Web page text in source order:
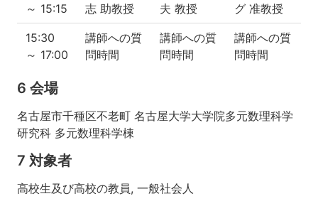
～ 15:15
志 助教授
夫 教授
グ 准教授
15:30
～ 17:00
講師への質
問時間
講師への質
問時間
講師への質
問時間
6 会場
名古屋市千種区不老町 名古屋大学大学院多元数理科学
研究科 多元数理科学棟
7 対象者
高校生及び高校の教員, 一般社会人